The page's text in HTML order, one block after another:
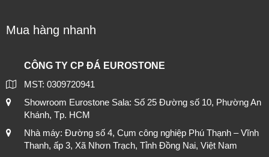
Mua hàng nhanh
CÔNG TY CP ĐÁ EUROSTONE
MST: 0309720941
Showroom Eurostone Sala: Số 25 Đường số 10, Phường An
Khánh, Tp. HCM
Nhà máy: Đường số 4, Cụm công nghiệp Phú Thạnh – Vĩnh
Thanh, ấp 3, Xã Nhơn Trạch, Tỉnh Đồng Nai, Việt Nam